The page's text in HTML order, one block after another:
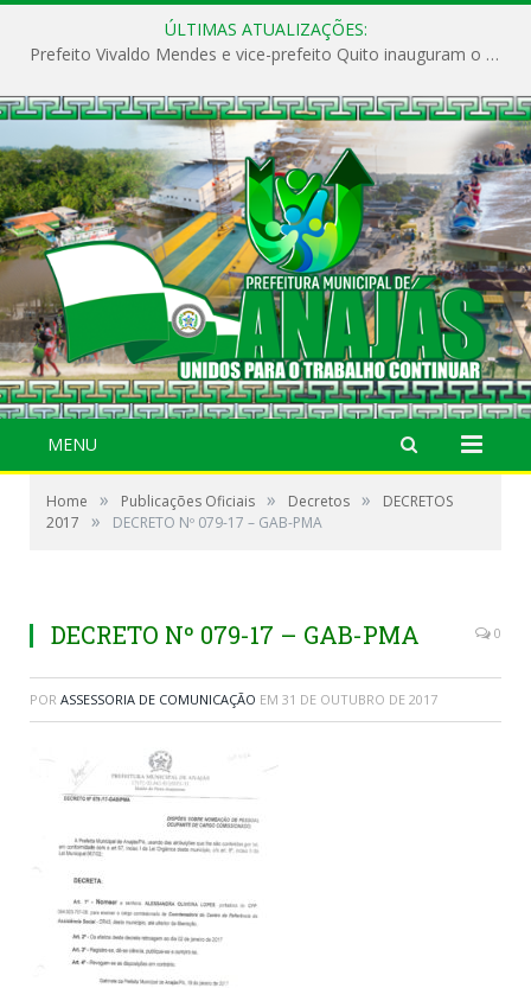
ÚLTIMAS ATUALIZAÇÕES:
Prefeito Vivaldo Mendes e vice-prefeito Quito inauguram o CAPS e fortalecem a saúde pública em Anajás.
MENU
Home » Publicações Oficiais » Decretos »
DECRETOS
2017
» DECRETO Nº 079-17 – GAB-PMA
DECRETO Nº 079-17 – GAB-PMA 0
POR ASSESSORIA DE COMUNICAÇÃO EM 31 DE OUTUBRO DE 2017